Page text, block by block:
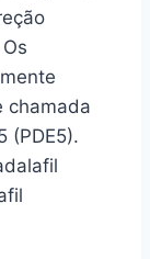
chamada
(PDE5).